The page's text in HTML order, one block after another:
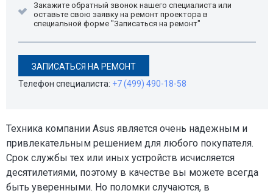
Закажите обратный звонок нашего специалиста или
оставьте свою заявку на ремонт проектора в
специальной форме "Записаться на ремонт"
ЗАПИСАТЬСЯ НА РЕМОНТ
Телефон специалиста: +7 (499) 490-18-58
Техника компании Asus является очень надежным и
привлекательным решением для любого покупателя.
Срок службы тех или иных устройств исчисляется
десятилетиями, поэтому в качестве вы можете всегда
быть уверенными. Но поломки случаются, в